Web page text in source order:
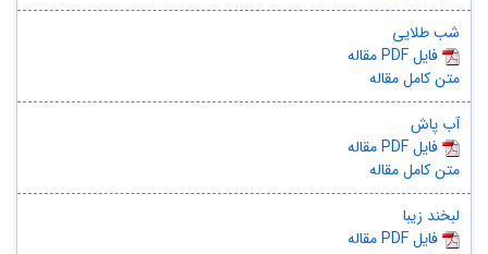
شب طلایی
مقاله PDF فایل
متن کامل مقاله
آب پاش
مقاله PDF فایل
متن کامل مقاله
لبخند زیبا
مقاله PDF فایل